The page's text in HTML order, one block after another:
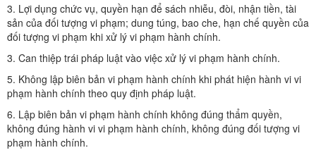
3. Lợi dụng chức vụ, quyền hạn để sách nhiễu, đòi, nhận tiền, tài
sản của đối tượng vi phạm; dung túng, bao che, hạn chế quyền của
đối tượng vi phạm khi xử lý vi phạm hành chính.
3. Can thiệp trái pháp luật vào việc xử lý vi phạm hành chính.
5. Không lập biên bản vi phạm hành chính khi phát hiện hành vi vi
phạm hành chính theo quy định pháp luật.
6. Lập biên bản vi phạm hành chính không đúng thẩm quyền,
không đúng hành vi vi phạm hành chính, không đúng đối tượng vi
phạm hành chính.